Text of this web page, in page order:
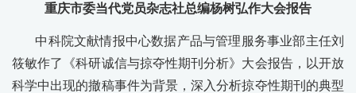
重庆市委当代党员杂志社总编杨树弘作大会报告
中科院文献情报中心数据产品与管理服务事业部主任刘
筱敏作了《科研诚信与掠夺性期刊分析》大会报告，以开放
科学中出现的撤稿事件为背景，深入分析掠夺性期刊的典型